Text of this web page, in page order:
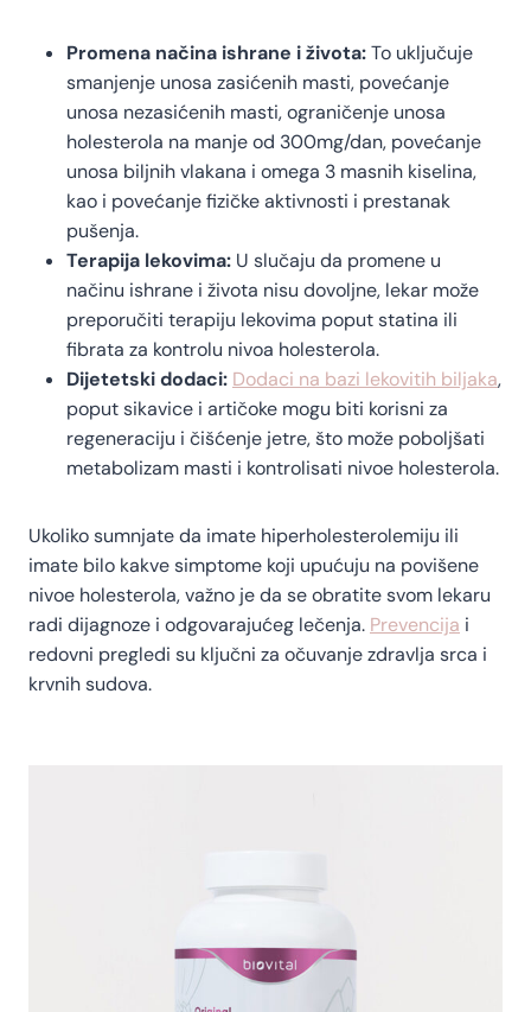
Promena načina ishrane i života:To uključuje
smanjenje unosa zasićenih masti, povećanje
unosa nezasićenih masti, ograničenje unosa
holesterola na manje od 300mg/dan, povećanje
unosa biljnih vlakana i omega 3 masnih kiselina,
kao i povećanje fizičke aktivnosti i prestanak
pušenja.
Terapija lekovima: U slučaju da promene u
načinu ishrane i života nisu dovoljne, lekar može
preporučiti terapiju lekovima poput statina ili
fibrata za kontrolu nivoa holesterola.
Dijetetski dodaci: Dodaci na bazi lekovitih biljaka,
poput sikavice i artičoke mogu biti korisni za
regeneraciju i čišćenje jetre, što može poboljšati
metabolizam masti i kontrolisati nivoe holesterola.
Ukoliko sumnjate da imate hiperholesterolemiju ili
imate bilo kakve simptome koji upućuju na povišene
nivoe holesterola, važno je da se obratite svom lekaru
radi dijagnoze i odgovarajućeg lečenja. Prevencija i
redovni pregledi su ključni za očuvanje zdravlja srca i
krvnih sudova.